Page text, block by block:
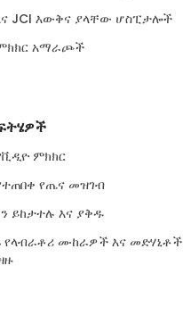
JCI እውቅና ያላቸው ሆስፒታሎች
አማራጮች
ምክክር
የጤና መዝገብ
ይከታተሉ እና ያቅዱ
ሙከራዎች እና መድሃኒቶች